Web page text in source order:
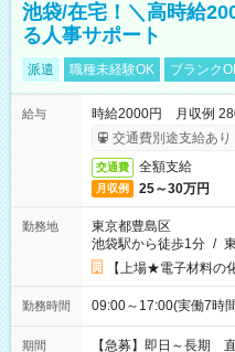
池袋/在宅！＼高時給
る人事サポート
派遣 職種未経験OK ブランク
給与
時給2000円 月収例
交通費別途支給あり
交通費 全額支給
月収例 25～30万円
勤務地
東京都豊島区
池袋駅から徒歩1分 /
【上場★電子材料の
勤務時間 09:00～17:00(実働7時
期間 【急募】即日～長期